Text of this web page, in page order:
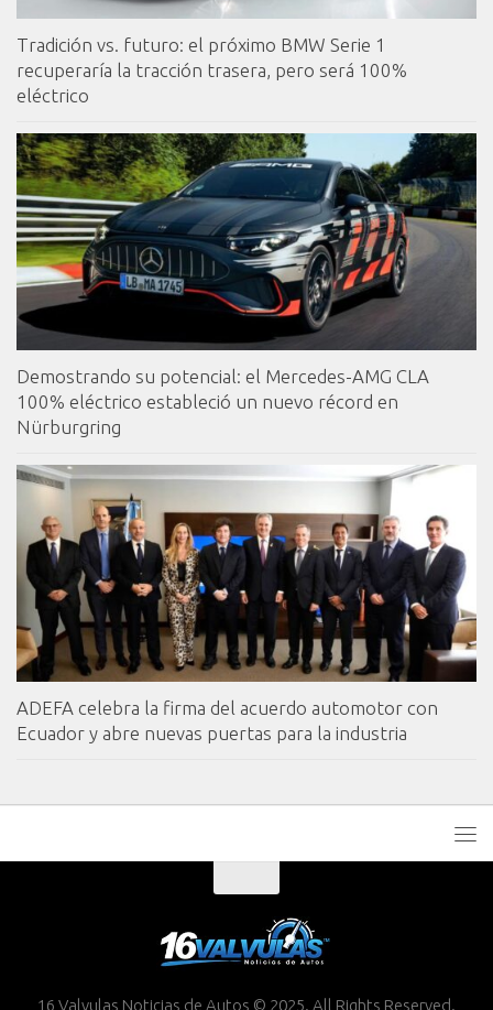
Tradición vs. futuro: el próximo BMW Serie 1
recuperaría la tracción trasera, pero será 100%
eléctrico
Demostrando su potencial: el Mercedes-AMG CLA
100% eléctrico estableció un nuevo récord en
Nürburgring
ADEFA celebra la firma del acuerdo automotor con
Ecuador y abre nuevas puertas para la industria
16 Valvulas Noticias de Autos © 2025. All Rights Reserved.